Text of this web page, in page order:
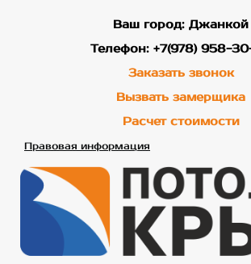
Ваш город: Джанкой
Телефон: +7(978) 958-
Заказать звонок
Вызвать замерщика
Расчет стоимости
Правовая информация